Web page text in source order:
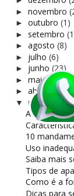
► novembro
► outubro (1)
► setembro
► agosto (8)
► julho (6)
► junho (23)
► maio(6)
► abril (15)
▼ março (35)
A Terapia
10
Uso
Saiba mais
Tipos de
Como é a
Dicas para